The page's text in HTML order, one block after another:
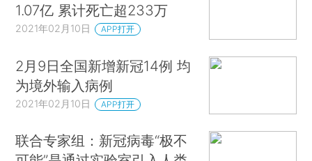
1.07亿 累计死亡超233万
2021年02月10日 APP打开
2月9日全国新增新冠14例 均
为境外输入病例
2021年02月10日 APP打开
联合专家组：新冠病毒“极不